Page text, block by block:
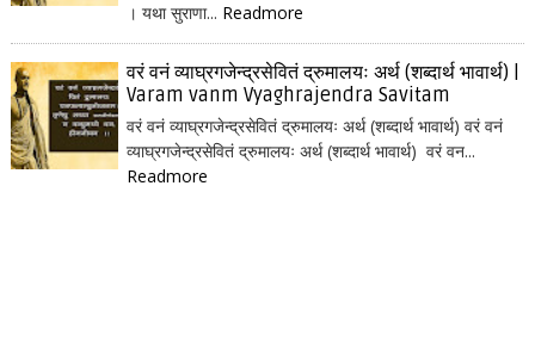
। यथा सुराणा... Readmore
वरं वनं व्याघ्रगजेन्द्रसेवितं द्रुमालयः अर्थ (शब्दार्थ भावार्थ) |
Varam vanm Vyaghrajendra Savitam
वरं वनं व्याघ्रगजेन्द्रसेवितं द्रुमालयः अर्थ (शब्दार्थ भावार्थ) वरं वनं
व्याघ्रगजेन्द्रसेवितं द्रुमालयः अर्थ (शब्दार्थ भावार्थ) वरं वन...
Readmore